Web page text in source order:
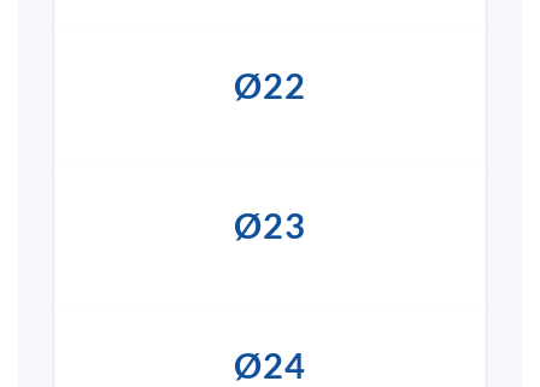
Ø22
Ø23
Ø24